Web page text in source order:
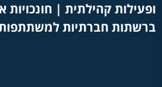
ופעילות קהילתית |
ברשתות חברתיות